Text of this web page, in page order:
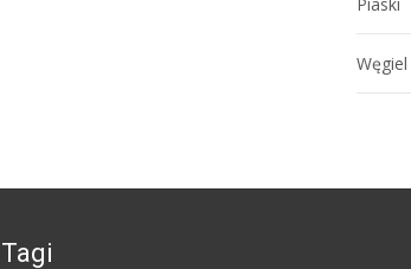
Węgiel
Tagi